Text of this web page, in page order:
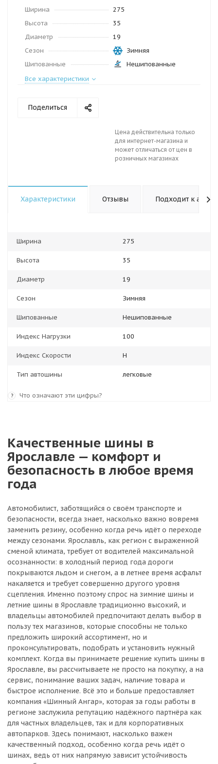
Ширина
275
Высота
35
Диаметр
19
Сезон
Зимняя
Шипованные
Нешипованные
Все характеристики
Поделиться
Цена действительна только
для интернет-магазина и
может отличаться от цен в
розничных магазинах
Характеристики Отзывы Подходит к авто
Ширина 275
Высота 35
Диаметр 19
Сезон Зимняя
Шипованные Нешипованные
Индекс Нагрузки 100
Индекс Скорости H
Тип автошины легковые
? Что означают эти цифры?
Качественные шины в
Ярославле — комфорт и
безопасность в любое время
года
Автомобилист, заботящийся о своём транспорте и
безопасности, всегда знает, насколько важно вовремя
заменить резину, особенно когда речь идёт о переходе
между сезонами. Ярославль, как регион с выраженной
сменой климата, требует от водителей максимальной
осознанности: в холодный период года дороги
покрываются льдом и снегом, а в летнее время асфальт
накаляется и требует совершенно другого уровня
сцепления. Именно поэтому спрос на зимние шины и
летние шины в Ярославле традиционно высокий, и
владельцы автомобилей предпочитают делать выбор в
пользу тех магазинов, которые способны не только
предложить широкий ассортимент, но и
проконсультировать, подобрать и установить нужный
комплект. Когда вы принимаете решение купить шины в
Ярославле, вы рассчитываете не просто на покупку, а на
сервис, понимание ваших задач, наличие товара и
быстрое исполнение. Всё это и больше предоставляет
компания «Шинный Ангар», которая за годы работы в
регионе заслужила репутацию надёжного партнёра как
для частных владельцев, так и для корпоративных
автопарков. Здесь понимают, насколько важен
качественный подход, особенно когда речь идёт о
шинах, ведь от них напрямую зависит устойчивость